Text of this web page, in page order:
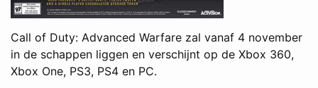
Call of Duty: Advanced Warfare zal vanaf 4 november
in de schappen liggen en verschijnt op de Xbox 360,
Xbox One, PS3, PS4 en PC.